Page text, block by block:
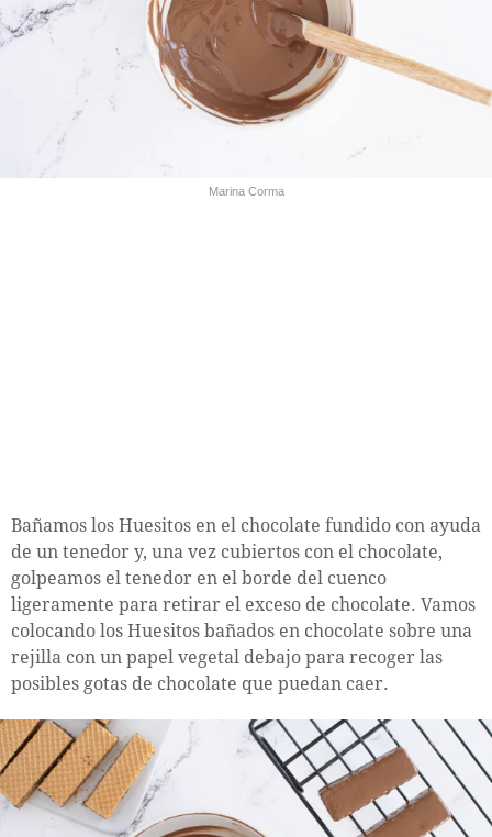
Marina Corma
Bañamos los Huesitos en el chocolate fundido con ayuda
de un tenedor y, una vez cubiertos con el chocolate,
golpeamos el tenedor en el borde del cuenco
ligeramente para retirar el exceso de chocolate. Vamos
colocando los Huesitos bañados en chocolate sobre una
rejilla con un papel vegetal debajo para recoger las
posibles gotas de chocolate que puedan caer.